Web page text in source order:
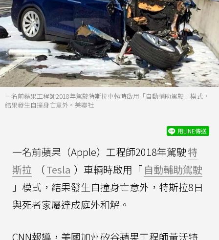
一名前蘋果工程師2018年駕駛特斯拉車輛時啟用「自動輔助駕駛」模式，
結果發生自撞身亡意外。美聯社
用LINE傳送
一名前蘋果（Apple）工程師2018年駕駛特
斯拉
（Tesla ）車輛時啟用「 自動輔助駕駛
」模式，結果發生自撞身亡意外，特斯拉8日
與死者家屬達成庭外和解。
CNN報導，美國加州矽谷蘋果工程師黃沃特